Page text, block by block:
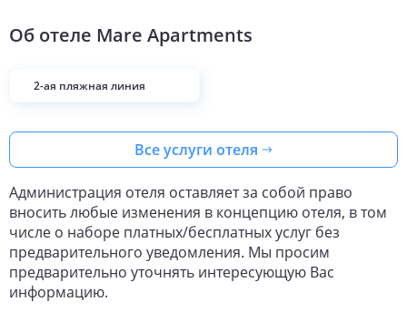
Об отеле Mare Apartments
2-ая пляжная линия
Все услуги отеля
Администрация отеля оставляет за собой право
вносить любые изменения в концепцию отеля, в том
числе о наборе платных/бесплатных услуг без
предварительного уведомления. Мы просим
предварительно уточнять интересующую Вас
информацию.